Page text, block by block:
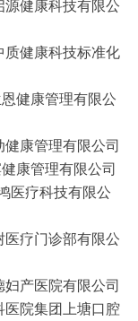
康科技有限公
康科技标准化
康管理有限公
管理有限公司
管理有限公司
疗科技有限公
门诊部有限公
医院有限公司
集团上塘口腔